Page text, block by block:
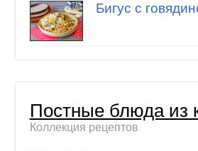
Бигус с
Постные блюда из
Коллекция рецептов